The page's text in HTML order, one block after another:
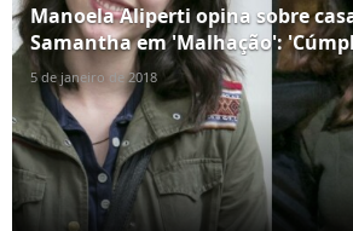
Manoela Aliperti opina sobre
Samantha em 'Malhação':
5 de janeiro de 2018